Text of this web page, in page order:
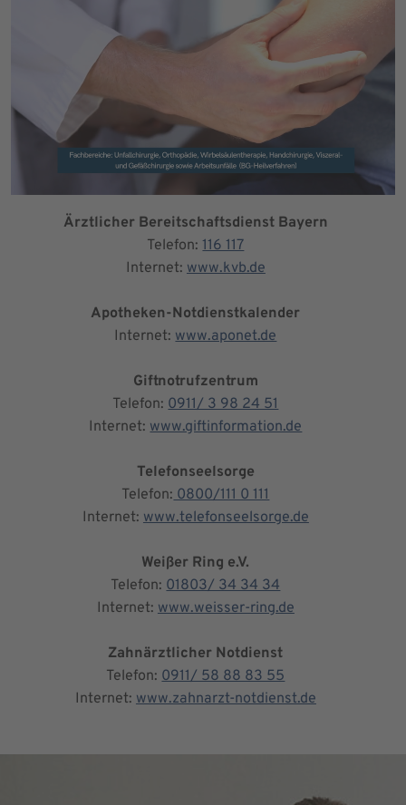
Ärztlicher Bereitschaftsdienst Bayern
Telefon:116 117
Internet: www.kvb.de
Apotheken-Notdienstkalender
Internet: www.aponet.de
Giftnotrufzentrum
Telefon: 0911/ 3 98 24 51
Internet: www.giftinformation.de
Telefonseelsorge
Telefon: 0800/111 0 111
Internet: www.telefonseelsorge.de
Weißer Ring e.V.
Telefon: 01803/ 34 34 34
Internet: www.weisser-ring.de
Zahnärztlicher Notdienst
Telefon: 0911/ 58 88 83 55
Internet: www.zahnarzt-notdienst.de